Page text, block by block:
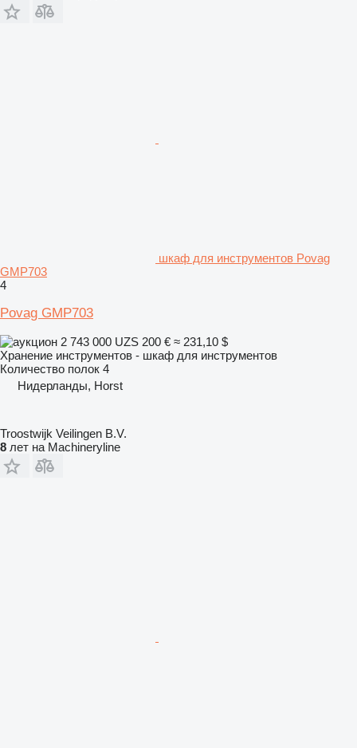
шкаф для инструментов Povag
GMP703
4
Povag GMP703
2 743 000 UZS 200 € ≈ 231,10 $
Хранение инструментов - шкаф для инструментов
Количество полок 4
Нидерланды, Horst
Troostwijk Veilingen B.V.
8 лет на Machineryline